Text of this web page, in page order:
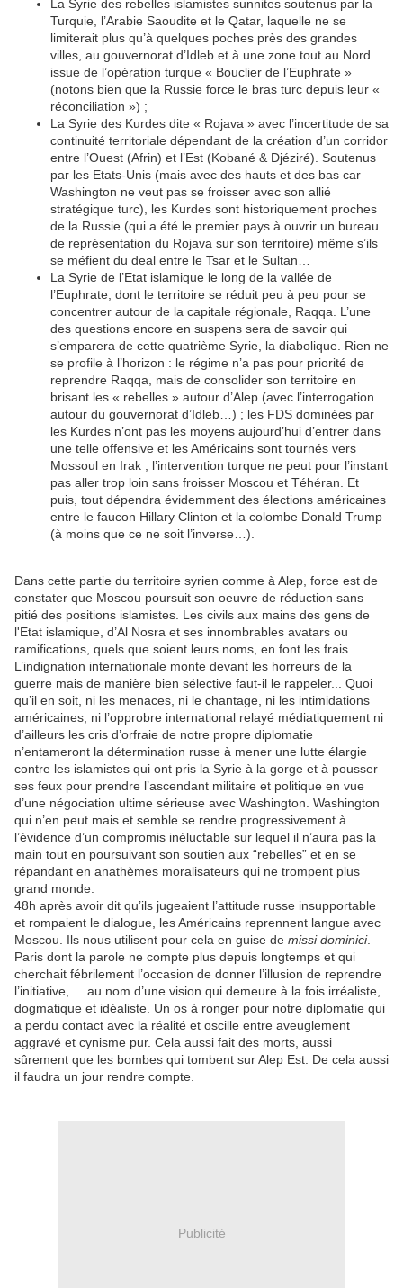
La Syrie des rebelles islamistes sunnites soutenus par la
Turquie, l’Arabie Saoudite et le Qatar, laquelle ne se
limiterait plus qu’à quelques poches près des grandes
villes, au gouvernorat d’Idleb et à une zone tout au Nord
issue de l’opération turque « Bouclier de l’Euphrate »
(notons bien que la Russie force le bras turc depuis leur «
réconciliation ») ;
La Syrie des Kurdes dite « Rojava » avec l’incertitude de sa
continuité territoriale dépendant de la création d’un corridor
entre l’Ouest (Afrin) et l’Est (Kobané & Djéziré). Soutenus
par les Etats-Unis (mais avec des hauts et des bas car
Washington ne veut pas se froisser avec son allié
stratégique turc), les Kurdes sont historiquement proches
de la Russie (qui a été le premier pays à ouvrir un bureau
de représentation du Rojava sur son territoire) même s’ils
se méfient du deal entre le Tsar et le Sultan…
La Syrie de l’Etat islamique le long de la vallée de
l’Euphrate, dont le territoire se réduit peu à peu pour se
concentrer autour de la capitale régionale, Raqqa. L’une
des questions encore en suspens sera de savoir qui
s’emparera de cette quatrième Syrie, la diabolique. Rien ne
se profile à l’horizon : le régime n’a pas pour priorité de
reprendre Raqqa, mais de consolider son territoire en
brisant les « rebelles » autour d’Alep (avec l’interrogation
autour du gouvernorat d’Idleb…) ; les FDS dominées par
les Kurdes n’ont pas les moyens aujourd’hui d’entrer dans
une telle offensive et les Américains sont tournés vers
Mossoul en Irak ; l’intervention turque ne peut pour l’instant
pas aller trop loin sans froisser Moscou et Téhéran. Et
puis, tout dépendra évidemment des élections américaines
entre le faucon Hillary Clinton et la colombe Donald Trump
(à moins que ce ne soit l’inverse…).
Dans cette partie du territoire syrien comme à Alep, force est de
constater que Moscou poursuit son oeuvre de réduction sans
pitié des positions islamistes. Les civils aux mains des gens de
l'Etat islamique, d’Al Nosra et ses innombrables avatars ou
ramifications, quels que soient leurs noms, en font les frais.
L’indignation internationale monte devant les horreurs de la
guerre mais de manière bien sélective faut-il le rappeler... Quoi
qu’il en soit, ni les menaces, ni le chantage, ni les intimidations
américaines, ni l’opprobre international relayé médiatiquement ni
d’ailleurs les cris d’orfraie de notre propre diplomatie
n’entameront la détermination russe à mener une lutte élargie
contre les islamistes qui ont pris la Syrie à la gorge et à pousser
ses feux pour prendre l’ascendant militaire et politique en vue
d’une négociation ultime sérieuse avec Washington. Washington
qui n’en peut mais et semble se rendre progressivement à
l’évidence d’un compromis inéluctable sur lequel il n’aura pas la
main tout en poursuivant son soutien aux “rebelles” et en se
répandant en anathèmes moralisateurs qui ne trompent plus
grand monde.
48h après avoir dit qu’ils jugeaient l’attitude russe insupportable
et rompaient le dialogue, les Américains reprennent langue avec
Moscou. Ils nous utilisent pour cela en guise de missi dominici.
Paris dont la parole ne compte plus depuis longtemps et qui
cherchait fébrilement l’occasion de donner l’illusion de reprendre
l’initiative, ... au nom d’une vision qui demeure à la fois irréaliste,
dogmatique et idéaliste. Un os à ronger pour notre diplomatie qui
a perdu contact avec la réalité et oscille entre aveuglement
aggravé et cynisme pur. Cela aussi fait des morts, aussi
sûrement que les bombes qui tombent sur Alep Est. De cela aussi
il faudra un jour rendre compte.
Publicité